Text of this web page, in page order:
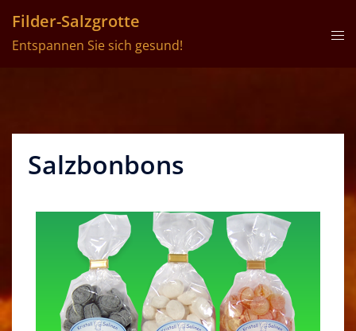
Filder-Salzgrotte
Entspannen Sie sich gesund!
Salzbonbons